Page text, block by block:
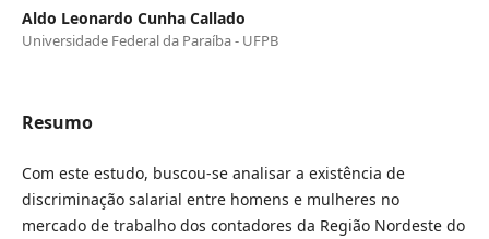
Aldo Leonardo Cunha Callado
Universidade Federal da Paraíba - UFPB
Resumo
Com este estudo, buscou-se analisar a existência de
discriminação salarial entre homens e mulheres no
mercado de trabalho dos contadores da Região Nordeste do